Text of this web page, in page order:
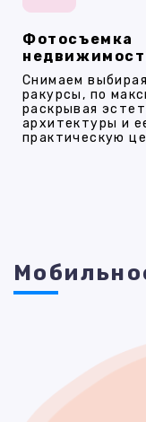
Фотосъемка
Снимаем
ракурсы, по
раскрывая
архитектуры и
практическую